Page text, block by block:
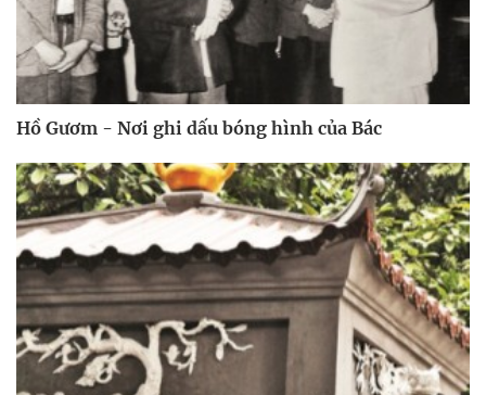
Hồ Gươm - Nơi ghi dấu bóng hình của Bác